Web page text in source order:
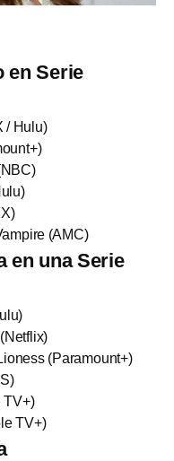
en Serie
/ Hulu)
(AMC)
en una Serie
(Paramount+)
TV+)
TV+)